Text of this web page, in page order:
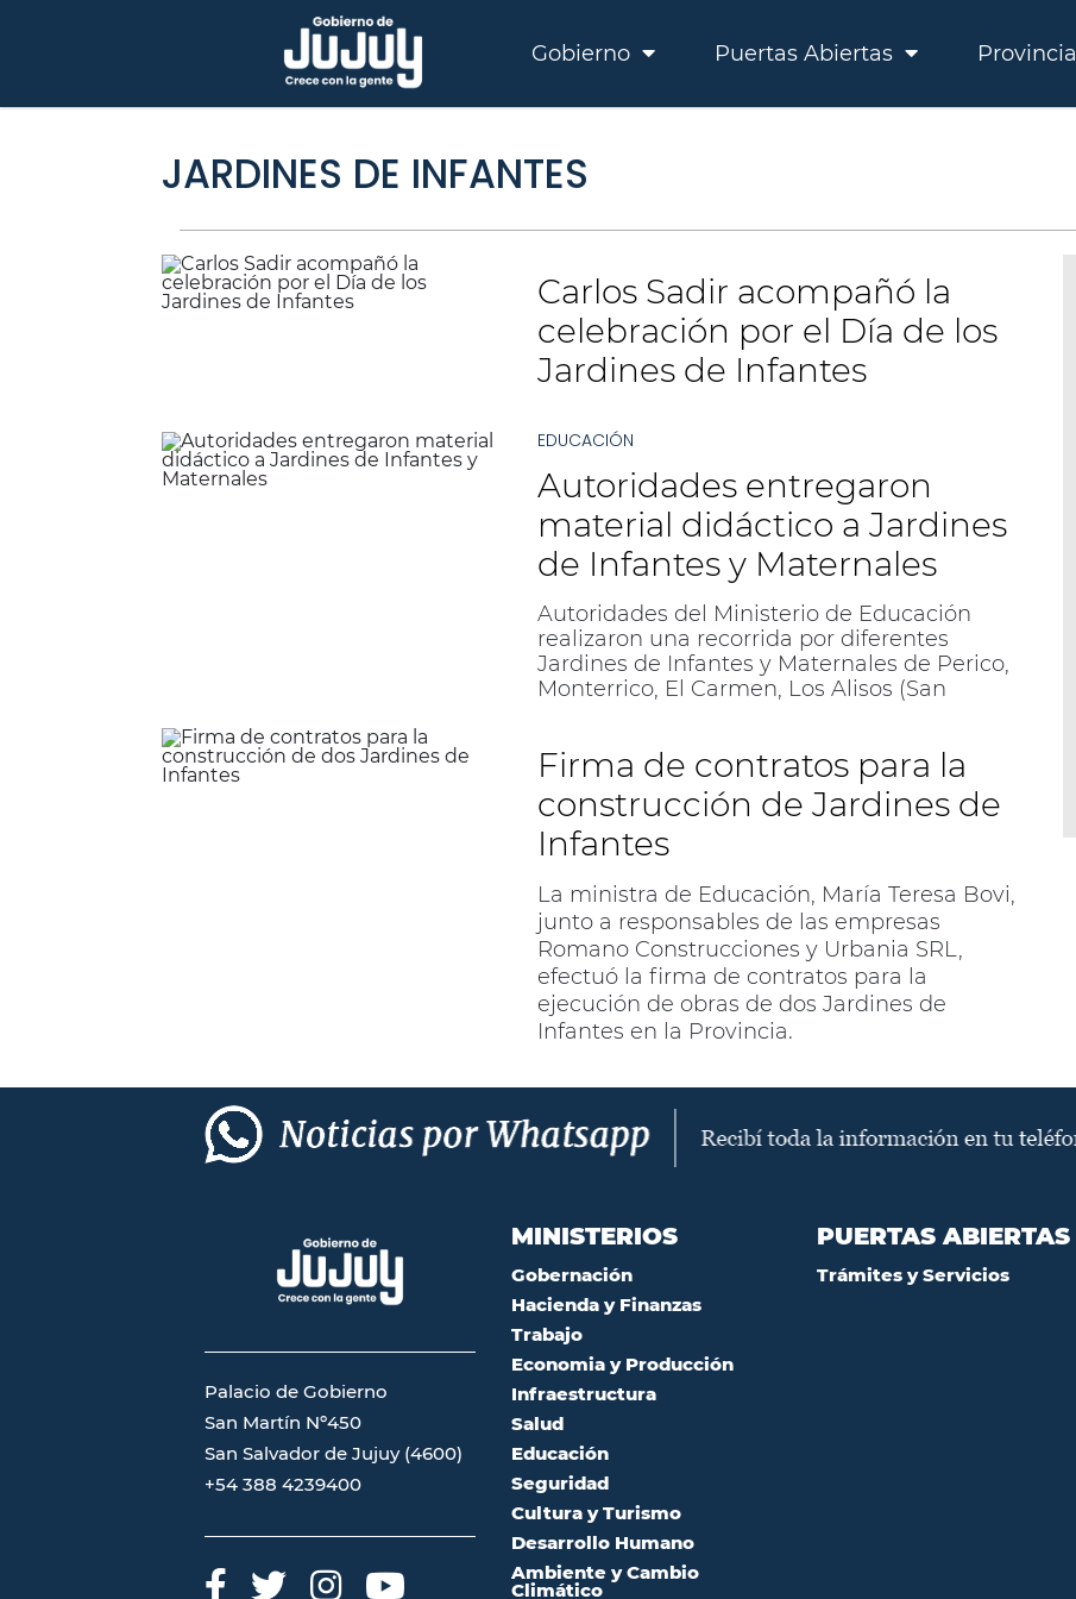
Gobierno Puertas Abiertas Provincia
JARDINES DE INFANTES
Carlos Sadir acompañó la
celebración por el Día de los
Jardines de Infantes
EDUCACIÓN
Autoridades entregaron
material didáctico a Jardines
de Infantes y Maternales
Autoridades del Ministerio de Educación
realizaron una recorrida por diferentes
Jardines de Infantes y Maternales de Perico,
Monterrico, El Carmen, Los Alisos (San
que supervisaron la entrega de material
didáctico para el Ciclo Lectivo que se
inaugura el lunes.
Firma de contratos para la
construcción de Jardines de
Infantes
La ministra de Educación, María Teresa Bovi,
junto a responsables de las empresas
Romano Construcciones y Urbania SRL,
efectuó la firma de contratos para la
ejecución de obras de dos Jardines de
Infantes en la Provincia.
Palacio de Gobierno
San Martín Nº450
San Salvador de Jujuy (4600)
+54 388 4239400
MINISTERIOS
Gobernación
Hacienda y Finanzas
Trabajo
Economia y Producción
Infraestructura
Salud
Educación
Seguridad
Cultura y Turismo
Desarrollo Humano
Ambiente y Cambio
Climático
PUERTAS ABIERTAS
Trámites y Servicios